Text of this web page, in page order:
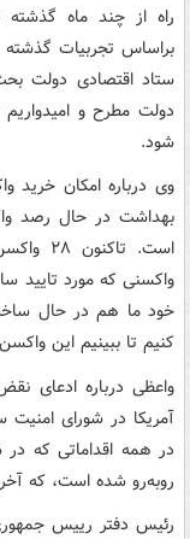
راه از چند ماه
براساس تجربیات گذشته
ستاد اقتصادی دولت
دولت مطرح و
شود.
وی درباره امکان خرید
بهداشت در حال رصد
است.
واکسنی که مورد تایید
خود ما هم در حال
کنیم تا ببینیم این
واعظی درباره ادعای
آمریکا در شورای
در همه اقداماتی که
روبه‌رو شده است، که
رئیس دفتر رییس